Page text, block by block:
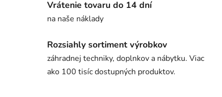
Vrátenie tovaru do 14 dní
na naše náklady
Rozsiahly sortiment výrobkov
záhradnej techniky, doplnkov a nábytku. Viac
ako 100 tisíc dostupných produktov.